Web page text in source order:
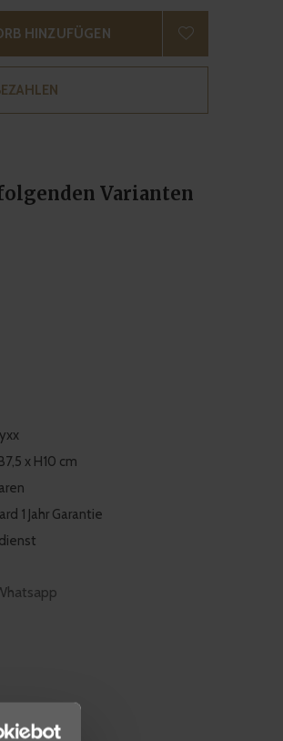
HINZUFÜGEN
Varianten
x H10 cm
1 Jahr Garantie